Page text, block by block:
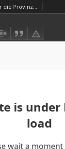
Amtliches Schul-Blatt für die Provinz Posen 1903.12.20 R.36 nr24